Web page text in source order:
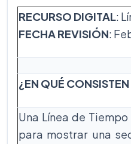
RECURSO DIGITAL:
FECHA REVISIÓN:
¿EN QUÉ
Una Línea de
para mostrar una